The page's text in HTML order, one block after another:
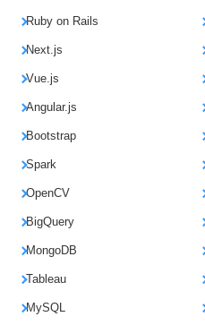
Ruby on Rails
Next.js
Vue.js
Angular.js
Bootstrap
Spark
OpenCV
BigQuery
MongoDB
Tableau
MySQL